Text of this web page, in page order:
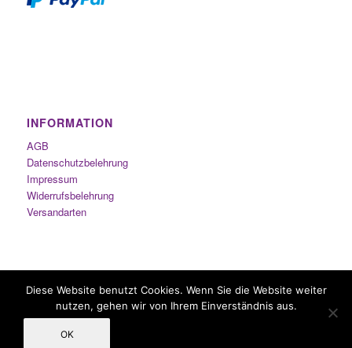
INFORMATION
AGB
Datenschutzbelehrung
Impressum
Widerrufsbelehrung
Versandarten
Inhalierstifte.com - Copyright © 2014-2021 by Duft-Studio Sabine Nachbauer
Diese Website benutzt Cookies. Wenn Sie die Website weiter
nutzen, gehen wir von Ihrem Einverständnis aus.
OK